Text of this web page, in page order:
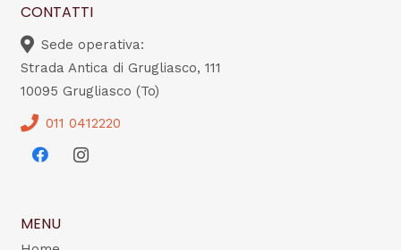
CONTATTI
Sede operativa:
Strada Antica di Grugliasco, 111
10095 Grugliasco (To)
011 0412220
MENU